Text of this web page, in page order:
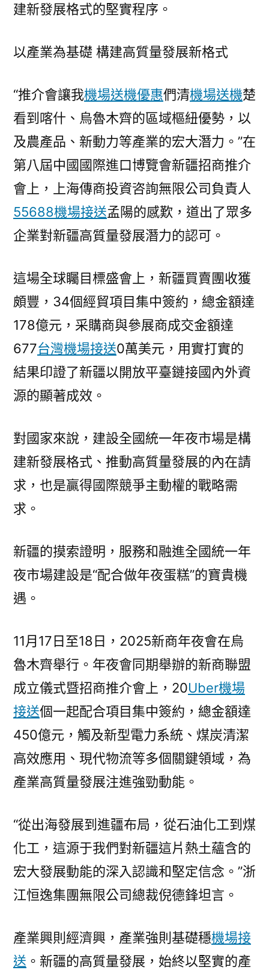
建新發展格式的堅實程序。
以產業為基礎 構建高質量發展新格式
“推介會讓我機場送機優惠們清機場送機楚
看到喀什、烏魯木齊的區域樞紐優勢，以
及農產品、新動力等產業的宏大潛力。”在
第八屆中國國際進口博覽會新疆招商推介
會上，上海傳商投資咨詢無限公司負責人
55688機場接送孟陽的感歎，道出了眾多
企業對新疆高質量發展潛力的認可。
這場全球矚目標盛會上，新疆買賣團收獲
頗豐，34個經貿項目集中簽約，總金額達
178億元，采購商與參展商成交金額達
677台灣機場接送0萬美元，用實打實的
結果印證了新疆以開放平臺鏈接國內外資
源的顯著成效。
對國家來說，建設全國統一年夜市場是構
建新發展格式、推動高質量發展的內在請
求，也是贏得國際競爭主動權的戰略需
求。
新疆的摸索證明，服務和融進全國統一年
夜市場建設是“配合做年夜蛋糕”的寶貴機
遇。
11月17日至18日，2025新商年夜會在烏
魯木齊舉行。年夜會同期舉辦的新商聯盟
成立儀式暨招商推介會上，20Uber機場
接送個一起配合項目集中簽約，總金額達
450億元，觸及新型電力系統、煤炭清潔
高效應用、現代物流等多個關鍵領域，為
產業高質量發展注進強勁動能。
“從出海發展到進疆布局，從石油化工到煤
化工，這源于我們對新疆這片熱土蘊含的
宏大發展動能的深入認識和堅定信念。”浙
江恒逸集團無限公司總裁倪德鋒坦言。
產業興則經濟興，產業強則基礎穩機場接
送 。新疆的高質量發展，始終以堅實的產